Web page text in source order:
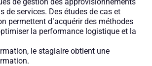
de services. Des études de cas et
permettent d’acquérir des méthodes
la performance logistique et la
le stagiaire obtient une